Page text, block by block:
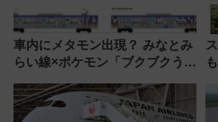
車内にメタモン出現？ みなとみ
らい線×ポケモン「ブクブクうみ
行開始に！ この夏は直通列車で
横浜へ！